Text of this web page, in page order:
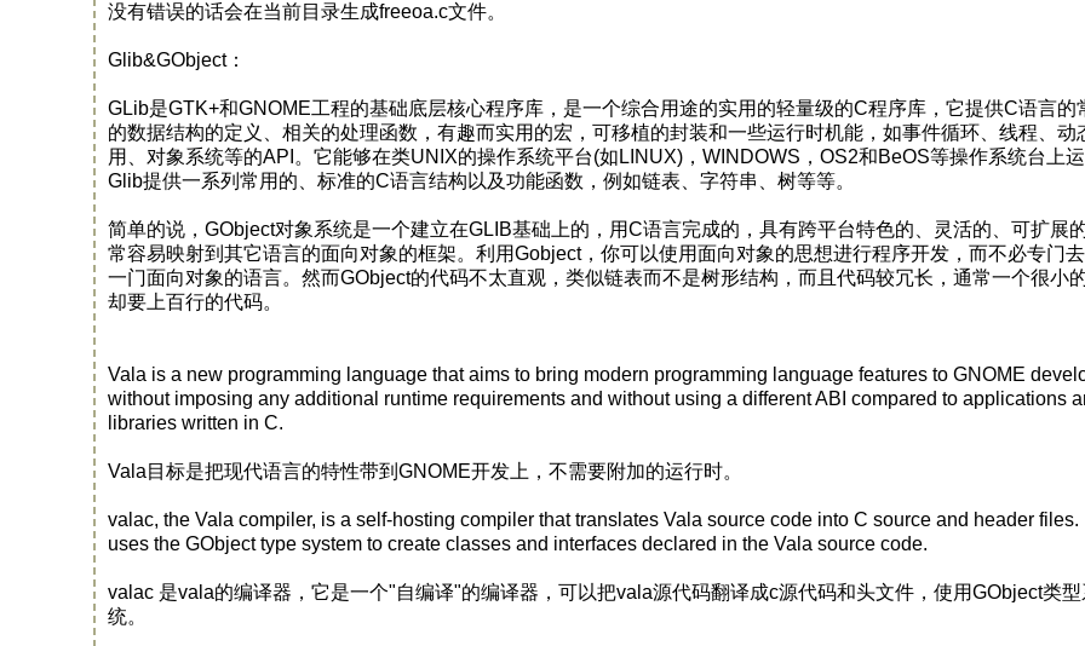
没有错误的话会在当前目录生成freeoa.c文件。
Glib&GObject：
GLib是GTK+和GNOME工程的基础底层核心程序库，是一个综合用途的实用的轻量级的C程序库，它提供C语言的
的数据结构的定义、相关的处理函数，有趣而实用的宏，可移植的封装和一些运行时机能，如事件循环、线程、动
用、对象系统等的API。它能够在类UNIX的操作系统平台(如LINUX)，WINDOWS，OS2和BeOS等操作系统台上
Glib提供一系列常用的、标准的C语言结构以及功能函数，例如链表、字符串、树等等。
简单的说，GObject对象系统是一个建立在GLIB基础上的，用C语言完成的，具有跨平台特色的、灵活的、可扩展
常容易映射到其它语言的面向对象的框架。利用Gobject，你可以使用面向对象的思想进行程序开发，而不必专门
一门面向对象的语言。然而GObject的代码不太直观，类似链表而不是树形结构，而且代码较冗长，通常一个很小
却要上百行的代码。
Vala is a new programming language that aims to bring modern programming language features to GNOME
without imposing any additional runtime requirements and without using a different ABI compared to applications
libraries written in C.
Vala目标是把现代语言的特性带到GNOME开发上，不需要附加的运行时。
valac, the Vala compiler, is a self-hosting compiler that translates Vala source code into C source and header files.
uses the GObject type system to create classes and interfaces declared in the Vala source code.
valac 是vala的编译器，它是一个"自编译"的编译器，可以把vala源代码翻译成c源代码和头文件，使用GObject类型
统。